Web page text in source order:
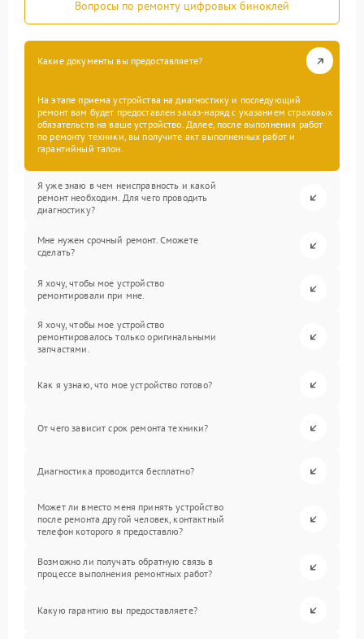
Вопросы по ремонту цифровых биноклей
Какие документы вы предоставляете?
На этапе приема устройства на диагностику и последующий
ремонт вам будет предоставлен заказ-наряд с указанием страховых
обязательств на ваше устройство. Далее, после выполнения работ
по ремонту техники, вы получите акт выполненных работ и
гарантийный талон.
Я уже знаю в чем неисправность и какой
ремонт необходим. Для чего проводить
диагностику?
Мне нужен срочный ремонт. Сможете
сделать?
Я хочу, чтобы мое устройство
ремонтировали при мне.
Я хочу, чтобы мое устройство
ремонтировалось только оригинальными
запчастями.
Как я узнаю, что мое устройство готово?
От чего зависит срок ремонта техники?
Диагностика проводится бесплатно?
Может ли вместо меня принять устройство
после ремонта другой человек, контактный
телефон которого я предоставлю?
Возможно ли получать обратную связь в
процессе выполнения ремонтных работ?
Какую гарантию вы предоставляете?